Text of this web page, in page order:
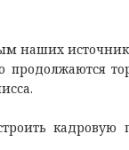
наших
продолжаются
кадровую